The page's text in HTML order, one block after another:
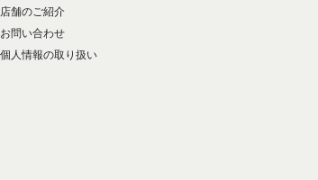
店舗のご紹介
お問い合わせ
個人情報の取り扱い